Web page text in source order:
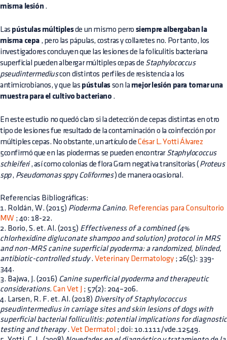
misma lesión .
Las pústulas múltiplesde un mismo perro siempre albergaban la
misma cepa , pero las pápulas, costras y collaretes no. Por tanto, los
investigadores concluyen que las lesiones de la foliculitis bacteriana
superficial pueden albergar múltiples cepas de Staphylococcus
pseudintermediuscon distintos perfiles de resistencia a los
antimicrobianos, y que las pústulas son la mejor lesión para tomar una
muestra para el cultivo bacteriano .
En este estudio no quedó claro si la detección de cepas distintas en otro
tipo de lesiones fue resultado de la contaminación o la coinfección por
múltiples cepas. No obstante, un artículo deCésar L. Yotti Álvarez
5confirmó que en las piodermas se pueden encontrar Staphylococcus
schleiferi, así como colonias de flora Gram negativa transitorias ( Proteus
spp, Pseudomonas sppy Coliformes) de manera ocasional.
Referencias Bibliográficas:
1. Roldán, W. (2015) Pioderma Canino. Referencias para Consultorio
MW ; 40: 18-22.
2. Borio, S. et. Al. (2015) Effectiveness of a combined (4%
chlorhexidine digluconate shampoo and solution) protocol in MRS
and non-MRS canine superficial pyoderma: a randomized, blinded,
antibiotic-controlled study. Veterinary Dermatology ; 26(5): 339-
344.
3. Bajwa, J. (2016) Canine superficial pyoderma and therapeutic
considerations. Can Vet J
; 57(2): 204–206.
4. Larsen, R. F. et. Al. (2018) Diversity of Staphylococcus
pseudintermedius in carriage sites and skin lesions of dogs with
superficial bacterial folliculitis: potential implications for diagnostic
testing and therapy. Vet Dermatol ; doi: 10.1111/vde.12549.